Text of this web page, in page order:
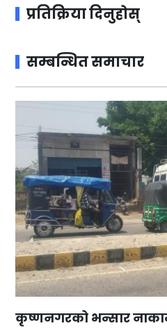
प्रतिक्रिया दिनुहोस्
सम्बन्धित समाचार
कृष्णनगरको भन्सार